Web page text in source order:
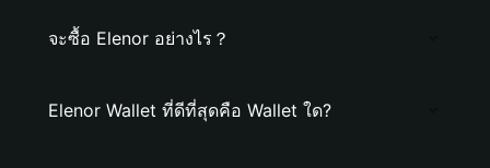
จะซื้อ Elenor อย่างไร？
Elenor Wallet ที่ดีที่สุดคือ Wallet ใด?